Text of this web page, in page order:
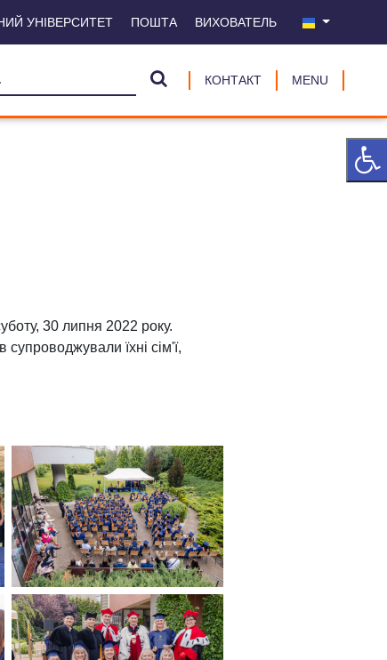
УНІВЕРСИТЕТ ПОШТА ВИХОВАТЕЛЬ
КОНТАКТ MENU
30 липня 2022 року.
їхні сім'ї,